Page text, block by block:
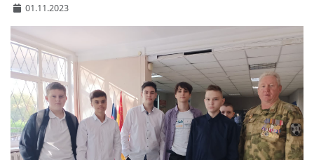
01.11.2023